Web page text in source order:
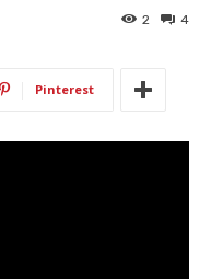
4
2
Pinterest